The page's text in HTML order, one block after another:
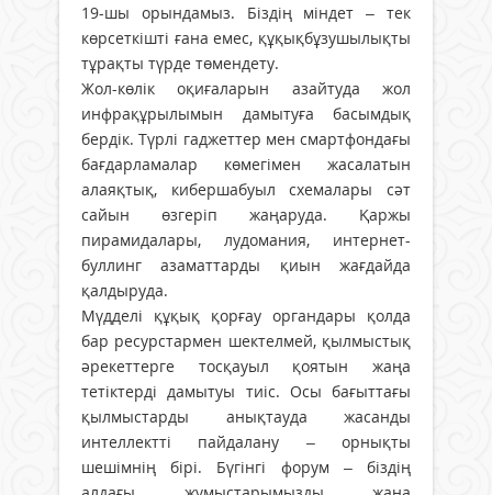
19-шы орындамыз. Біздің міндет – тек
көрсеткішті ғана емес, құқықбұзушылықты
тұрақты түрде төмендету.
Жол-көлік оқиғаларын азайтуда жол
инфрақұрылымын дамытуға басымдық
бердік. Түрлі гаджеттер мен смартфондағы
бағдарламалар көмегімен жасалатын
алаяқтық, кибершабуыл схемалары сәт
сайын өзгеріп жаңаруда. Қаржы
пирамидалары, лудомания, интернет-
буллинг азаматтарды қиын жағдайда
қалдыруда.
Мүдделі құқық қорғау органдары қолда
бар ресурстармен шектелмей, қылмыстық
әрекеттерге тосқауыл қоятын жаңа
тетіктерді дамытуы тиіс. Осы бағыттағы
қылмыстарды анықтауда жасанды
интеллектті пайдалану – орнықты
шешімнің бірі. Бүгінгі форум – біздің